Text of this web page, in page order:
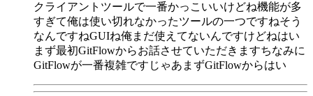
クライアントツールで一番かっこいいけどね機能が多
すぎて俺は使い切れなかったツールの一つですねそう
なんですねGUIね俺まだ使えてないんですけどねはい
まず最初GitFlowからお話させていただきますちなみに
GitFlowが一番複雑ですじゃあまずGitFlowからはい